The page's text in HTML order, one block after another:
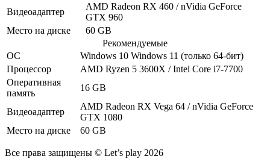
Видеоадаптер
AMD Radeon RX 460 / nVidia GeForce
GTX 960
Место на диске
60 GB
Рекомендуемые
ОС
Windows 10 Windows 11 (только 64-бит)
Процессор
AMD Ryzen 5 3600X / Intel Core i7-7700
Оперативная
память
16 GB
Видеоадаптер
AMD Radeon RX Vega 64 / nVidia GeForce
GTX 1080
Место на диске
60 GB
Все права защищены © Let’s play 2026